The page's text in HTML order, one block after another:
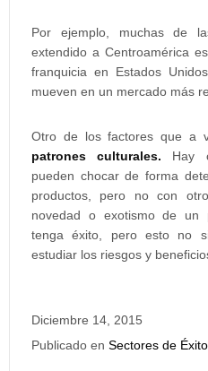
Por ejemplo, muchas de
extendido a Centroamérica
franquicia en Estados
mueven en un mercado más
Otro de los factores que a
patrones culturales. Hay
pueden chocar de forma
productos, pero no con
novedad o exotismo de un
tenga éxito, pero esto no
estudiar los riesgos y
Diciembre 14, 2015
Publicado en Sectores de